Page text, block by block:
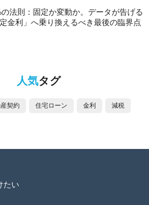
の法則：固定か変動か。データが告げる
定金利」へ乗り換えるべき最後の臨界点
人気タグ
契約 住宅ローン 金利 減税
たい